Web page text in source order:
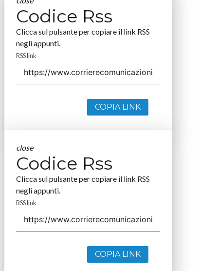
Codice Rss
Clicca sul pulsante per copiare il link RSS
negli appunti.
RSS link
COPIA LINK
close
Codice Rss
Clicca sul pulsante per copiare il link RSS
negli appunti.
RSS link
COPIA LINK